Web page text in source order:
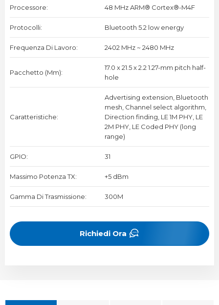
Processore: 48 MHz ARM® Cortex®-M4F
Protocolli: Bluetooth 5.2 low energy
Frequenza Di Lavoro: 2402 MHz ~ 2480 MHz
Pacchetto (mm):
17.0 x 21.5 x 2.2 1.27-mm pitch half-
hole
Caratteristiche:
Advertising extension, Bluetooth
mesh, Channel select algorithm,
Direction finding, LE 1M PHY, LE
2M PHY, LE Coded PHY (long
range)
GPIO: 31
Massimo Potenza TX: +5 dBm
Gamma Di Trasmissione: 300M
Richiedi Ora